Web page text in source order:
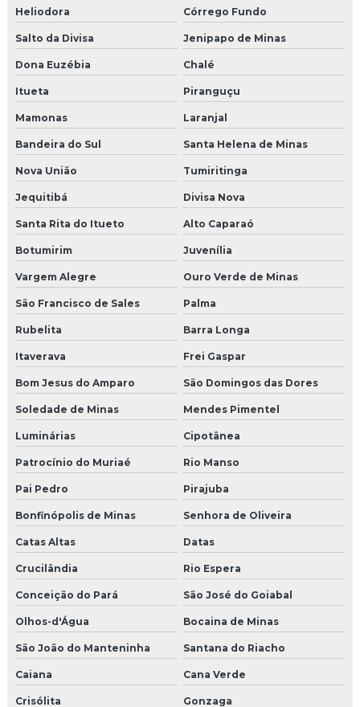
Heliodora Córrego Fundo
Salto da Divisa Jenipapo de Minas
Dona Euzébia Chalé
Itueta Piranguçu
Mamonas Laranjal
Bandeira do Sul Santa Helena de Minas
Nova União Tumiritinga
Jequitibá Divisa Nova
Santa Rita do Itueto Alto Caparaó
Botumirim Juvenília
Vargem Alegre Ouro Verde de Minas
São Francisco de Sales Palma
Rubelita Barra Longa
Itaverava Frei Gaspar
Bom Jesus do Amparo São Domingos das Dores
Soledade de Minas Mendes Pimentel
Luminárias Cipotânea
Patrocínio do Muriaé Rio Manso
Pai Pedro Pirajuba
Bonfinópolis de Minas Senhora de Oliveira
Catas Altas Datas
Crucilândia Rio Espera
Conceição do Pará São José do Goiabal
Olhos-d'Água Bocaina de Minas
São João do Manteninha Santana do Riacho
Caiana Cana Verde
Crisólita Gonzaga